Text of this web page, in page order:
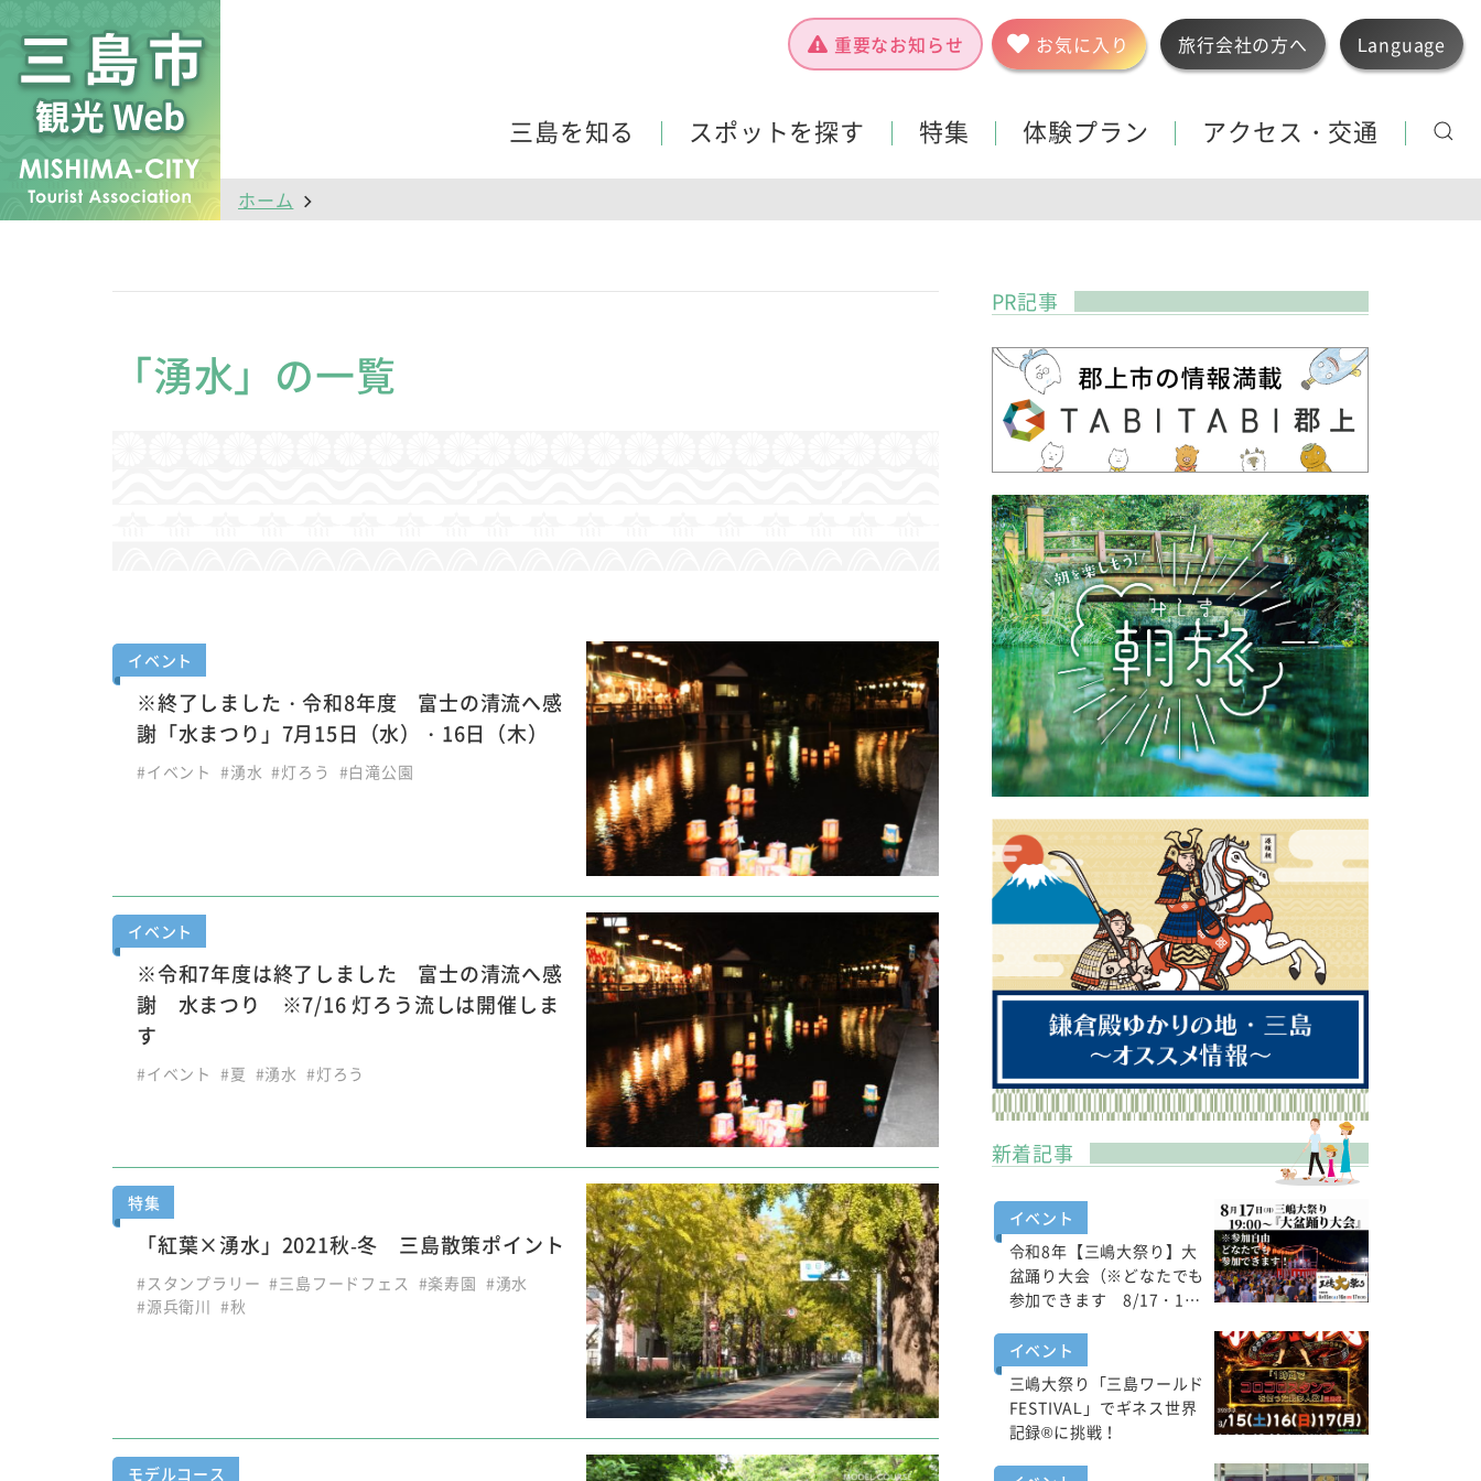
重要なお知らせ お気に入り 旅行会社の方へ Language
三島を知る スポットを探す 特集 体験プラン アクセス・交通
ホーム
「湧水」の一覧
イベント
※終了しました・令和8年度 富士の清流へ感
謝「水まつり」7月15日（水）・16日（木）
#イベント #湧水 #灯ろう #白滝公園
イベント
※令和7年度は終了しました 富士の清流へ感
謝 水まつり ※7/16 灯ろう流しは開催しま
す
#イベント #夏 #湧水 #灯ろう
特集
「紅葉×湧水」2021秋-冬 三島散策ポイント
#スタンプラリー #三島フードフェス #楽寿園 #湧水
#源兵衛川 #秋
モデルコース
PR記事
新着記事
イベント
令和8年【三嶋大祭り】大
盆踊り大会（※どなたでも
参加できます 8/17・1…
イベント
三嶋大祭り「三島ワールド
FESTIVAL」でギネス世界
記録®に挑戦！